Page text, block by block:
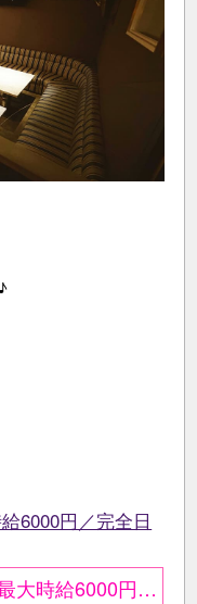
6000円／完全日
【体験入店】 最大時給6000円〔期間限定〕 ●当日現金で全額支給。 ○体験入店は一度ではなく複数回OK。 【在籍後】 時給2500円～3000円＋ 各種高額バック有 ●同伴・指名バック100％、 ボトルキープバック30％、 その他月〆賞与有 《完全歩合制度》 時給や高額バックに加え、 完全歩合制も導入しています◎ 選べるシステムを採用しているので、 ｢自分の力でしっかり稼ぎたい！｣ という方に最適な仕組みです！ 【月収例】 ≪お昼の仕事後に働くAさん/OL≫ 時給2500円×1日3h×週2～3日〔月8日〕 ＝月収6万円+各種バック ≪しっかり稼ぎたいBさん/フリーター≫ 時給2500円×1日5h×週5日〔月20日〕 ＝月収25万円+各種バック